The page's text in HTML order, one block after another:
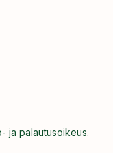
ja palautusoikeus.